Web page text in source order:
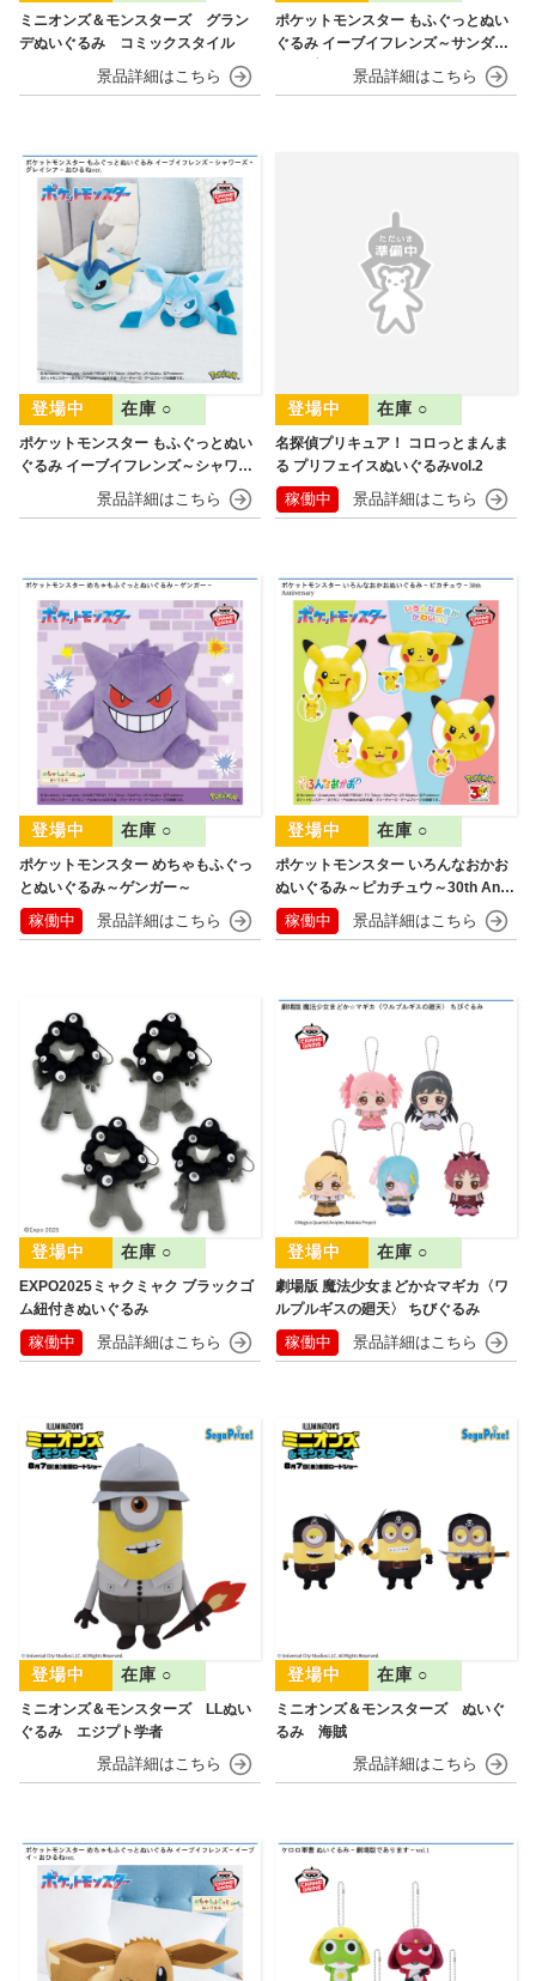
ミニオンズ＆モンスターズ グラン
デぬいぐるみ コミックスタイル
ポケットモンスター もふぐっとぬい
ぐるみ イーブイフレンズ～サンダー
ス・ブースター～おひるねver.
ポケットモンスター もふぐっとぬい
ぐるみ イーブイフレンズ～シャワー
ズ・グレイシア～おひるねver.
在庫 ○
名探偵プリキュア！ コロっとまんま
る プリフェイスぬいぐるみvol.2
在庫 ○
稼働中
ポケットモンスター めちゃもふぐっ
とぬいぐるみ～ゲンガー～
在庫 ○
稼働中
ポケットモンスター いろんなおかお
ぬいぐるみ～ピカチュウ～30th Anni
versary
在庫 ○
稼働中
EXPO2025ミャクミャク ブラックゴ
ム紐付きぬいぐるみ
在庫 ○
稼働中
劇場版 魔法少女まどか☆マギカ〈ワ
ルプルギスの廻天〉 ちびぐるみ
在庫 ○
稼働中
ミニオンズ＆モンスターズ LLぬい
ぐるみ エジプト学者
在庫 ○
ミニオンズ＆モンスターズ ぬいぐ
るみ 海賊
在庫 ○